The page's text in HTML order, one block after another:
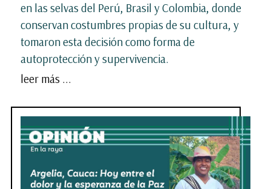
en las selvas del Perú, Brasil y Colombia, donde
conservan costumbres propias de su cultura, y
tomaron esta decisión como forma de
autoprotección y supervivencia.
leer más ...